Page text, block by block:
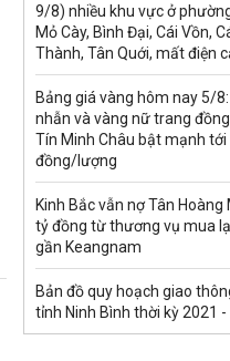
9/8) nhiều khu vực ở
Mỏ Cày, Bình Đại, Cái Vồn,
Thành, Tân Quới, mất điện
Bảng giá vàng hôm nay 5/
nhẫn và vàng nữ trang
Tín Minh Châu bật mạnh tới
đồng/lượng
Kinh Bắc vẫn nợ Tân Hoàng
tỷ đồng từ thương vụ mua
gần Keangnam
Bản đồ quy hoạch giao
tỉnh Ninh Bình thời kỳ 2021 -